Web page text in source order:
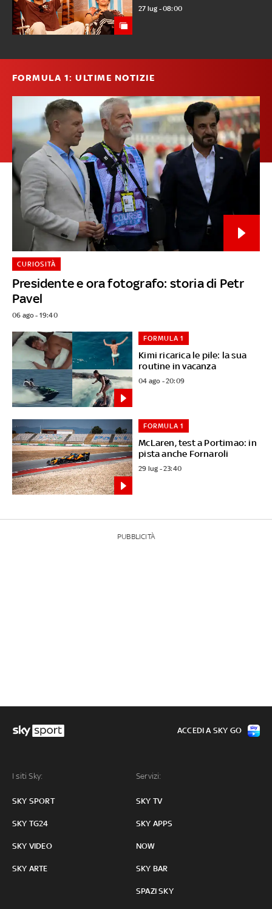
27 lug - 08:00
FORMULA 1: ULTIME NOTIZIE
Presidente e ora fotografo: storia di Petr
Pavel
CURIOSITÀ
06 ago - 19:40
Kimi ricarica le pile: la sua
routine in vacanza
FORMULA 1
04 ago - 20:09
McLaren, test a Portimao: in
pista anche Fornaroli
FORMULA 1
29 lug - 23:40
PUBBLICITÀ
I siti Sky:
SKY SPORT
SKY TG24
SKY VIDEO
SKY ARTE
Servizi:
SKY TV
SKY APPS
NOW
SKY BAR
SPAZI SKY
ACCEDI A SKY GO